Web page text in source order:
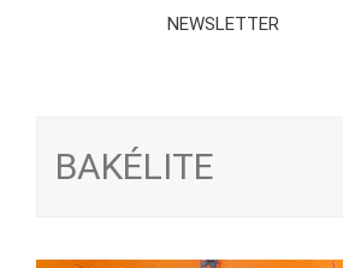
NEWSLETTER
BAKÉLITE